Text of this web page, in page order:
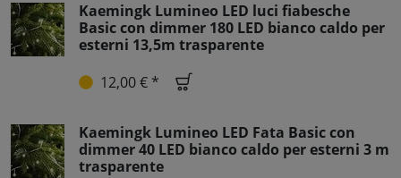
Kaemingk Lumineo LED luci fiabesche
Basic con dimmer 180 LED bianco caldo per
esterni 13,5m trasparente
12,00 € *
Kaemingk Lumineo LED Fata Basic con
dimmer 40 LED bianco caldo per esterni 3 m
trasparente